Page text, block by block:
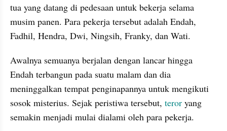
tua yang datang di pedesaan untuk bekerja selama
musim panen. Para pekerja tersebut adalah Endah,
Fadhil, Hendra, Dwi, Ningsih, Franky, dan Wati.
Awalnya semuanya berjalan dengan lancar hingga
Endah terbangun pada suatu malam dan dia
meninggalkan tempat penginapannya untuk mengikuti
sosok misterius. Sejak peristiwa tersebut, teror yang
semakin menjadi mulai dialami oleh para pekerja.